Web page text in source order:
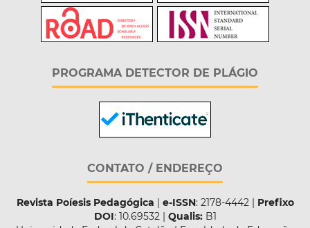
PROGRAMA DETECTOR DE PLÁGIO
CONTATO / ENDEREÇO
Revista Poíesis Pedagógica | e-ISSN: 2178-4442 | Prefixo
DOI: 10.69532 | Qualis:B1